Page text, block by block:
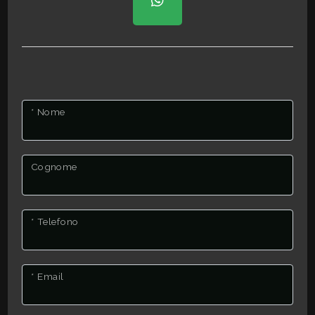
* Nome
Cognome
* Telefono
* Email
5
5+
Altre
opzioni
multiscelta